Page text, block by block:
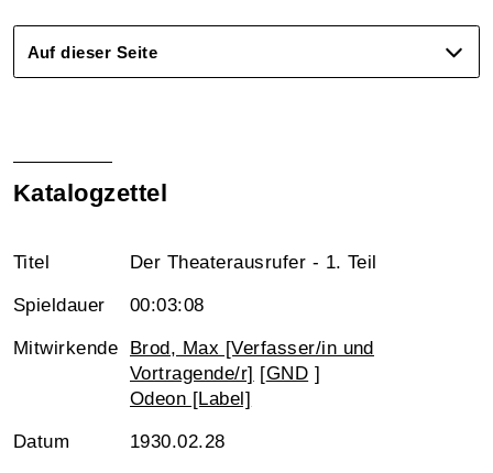
Auf dieser Seite
Katalogzettel
Titel Der Theaterausrufer - 1. Teil
Spieldauer 00:03:08
Mitwirkende
Brod, Max [Verfasser/in und
Vortragende/r] [GND ]
Odeon [Label]
Datum 1930.02.28